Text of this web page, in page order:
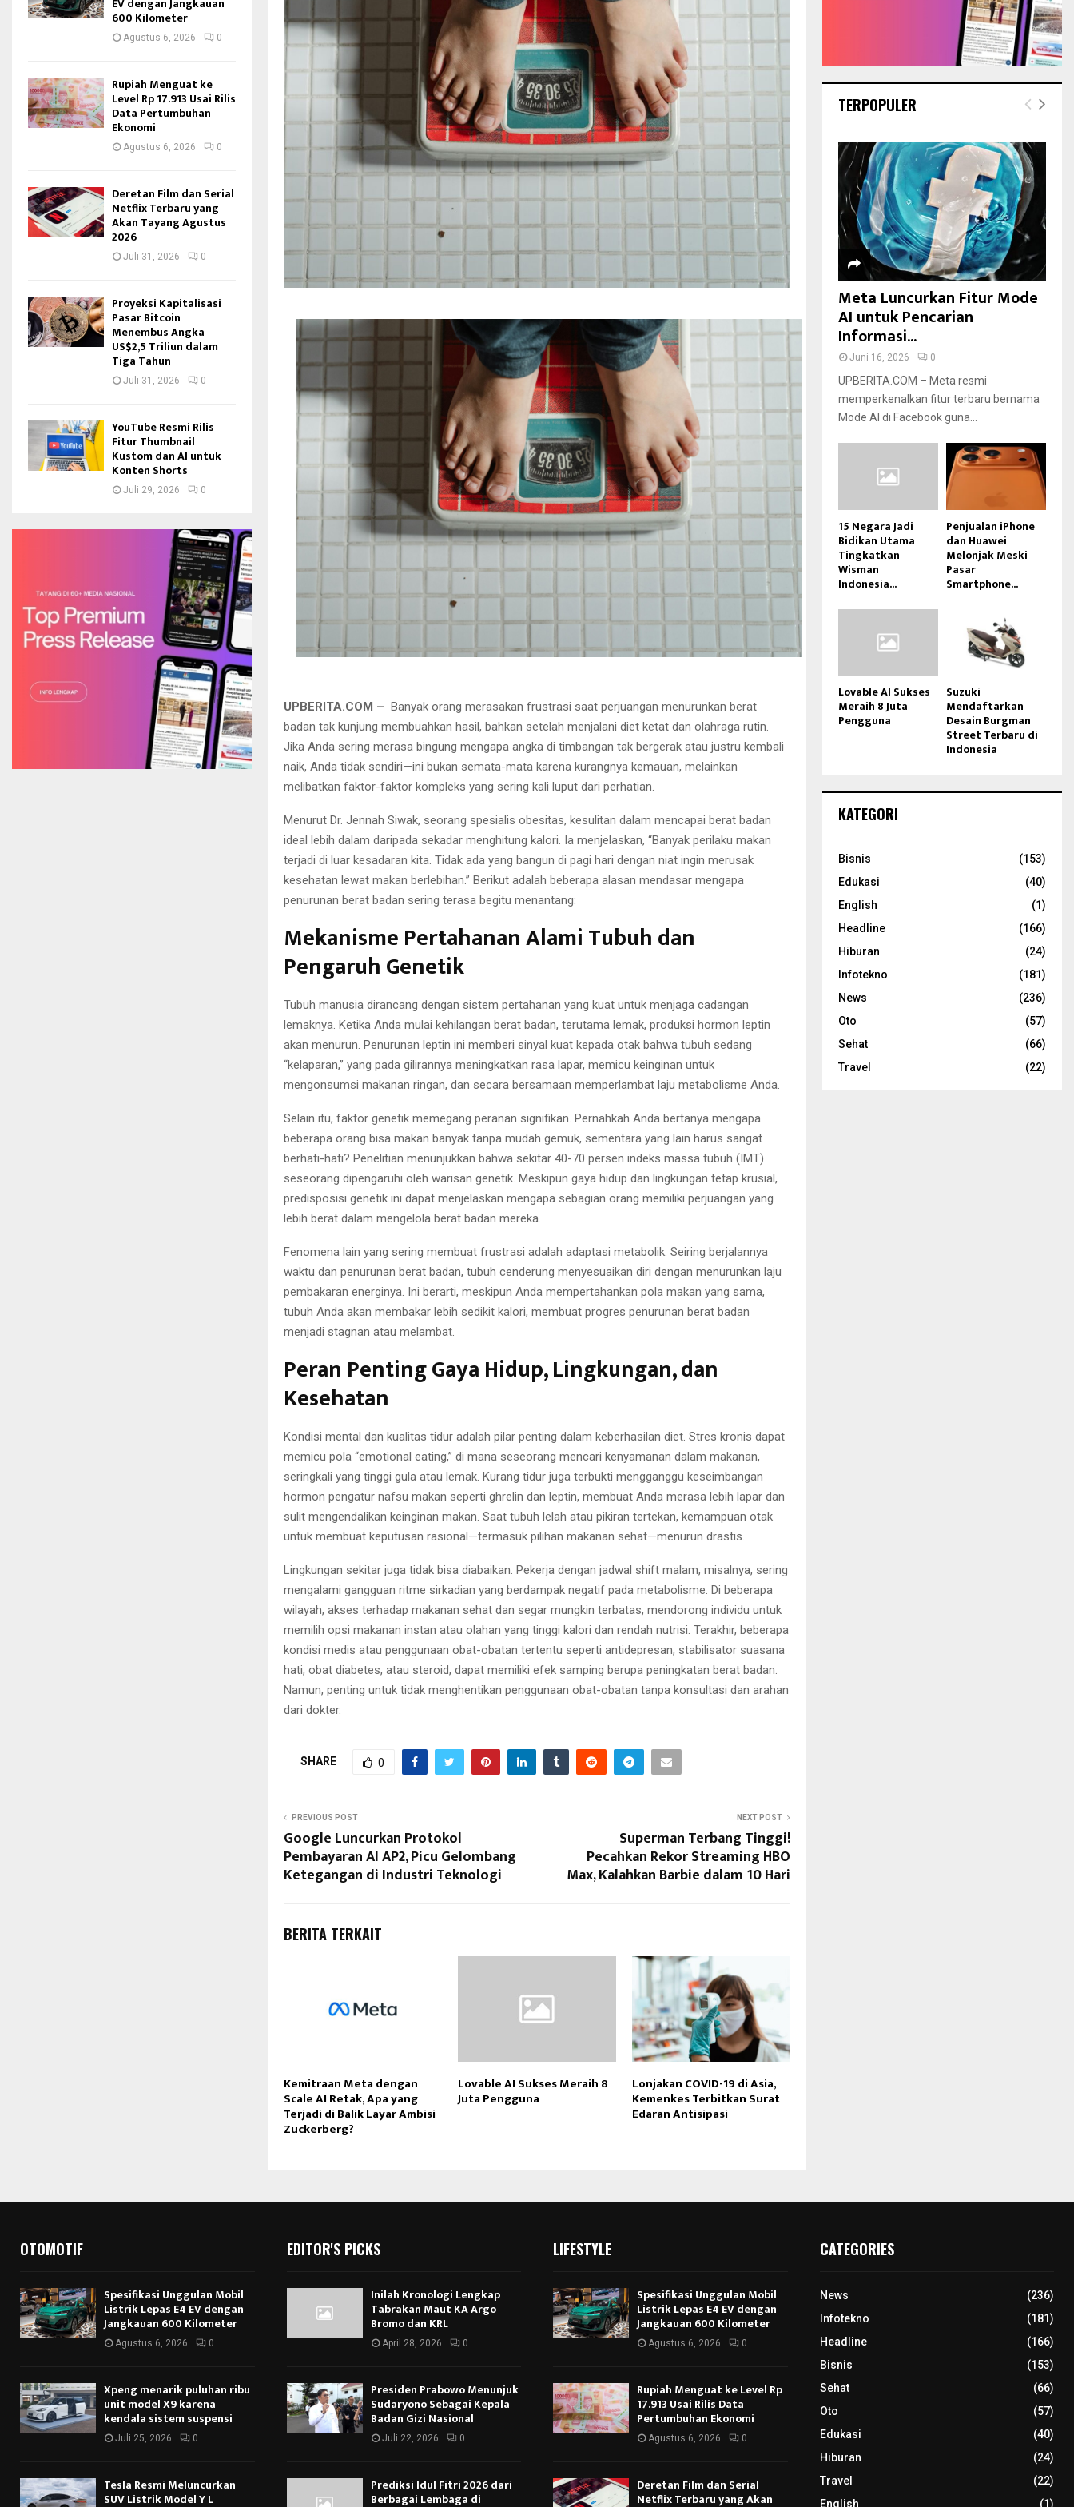
UPBERITA.COM – Banyak orang merasakan frustrasi saat perjuangan menurunkan berat
badan tak kunjung membuahkan hasil, bahkan setelah menjalani diet ketat dan olahraga rutin.
Jika Anda sering merasa bingung mengapa angka di timbangan tak bergerak atau justru kembali
naik, Anda tidak sendiri—ini bukan semata-mata karena kurangnya kemauan, melainkan
melibatkan faktor-faktor kompleks yang sering kali luput dari perhatian.
Menurut Dr. Jennah Siwak, seorang spesialis obesitas, kesulitan dalam mencapai berat badan
ideal lebih dalam daripada sekadar menghitung kalori. Ia menjelaskan, “Banyak perilaku makan
terjadi di luar kesadaran kita. Tidak ada yang bangun di pagi hari dengan niat ingin merusak
kesehatan lewat makan berlebihan.” Berikut adalah beberapa alasan mendasar mengapa
penurunan berat badan sering terasa begitu menantang:
Mekanisme Pertahanan Alami Tubuh dan
Pengaruh Genetik
Tubuh manusia dirancang dengan sistem pertahanan yang kuat untuk menjaga cadangan
lemaknya. Ketika Anda mulai kehilangan berat badan, terutama lemak, produksi hormon leptin
akan menurun. Penurunan leptin ini memberi sinyal kuat kepada otak bahwa tubuh sedang
“kelaparan,” yang pada gilirannya meningkatkan rasa lapar, memicu keinginan untuk
mengonsumsi makanan ringan, dan secara bersamaan memperlambat laju metabolisme Anda.
Selain itu, faktor genetik memegang peranan signifikan. Pernahkah Anda bertanya mengapa
beberapa orang bisa makan banyak tanpa mudah gemuk, sementara yang lain harus sangat
berhati-hati? Penelitian menunjukkan bahwa sekitar 40-70 persen indeks massa tubuh (IMT)
seseorang dipengaruhi oleh warisan genetik. Meskipun gaya hidup dan lingkungan tetap krusial,
predisposisi genetik ini dapat menjelaskan mengapa sebagian orang memiliki perjuangan yang
lebih berat dalam mengelola berat badan mereka.
Fenomena lain yang sering membuat frustrasi adalah adaptasi metabolik. Seiring berjalannya
waktu dan penurunan berat badan, tubuh cenderung menyesuaikan diri dengan menurunkan laju
pembakaran energinya. Ini berarti, meskipun Anda mempertahankan pola makan yang sama,
tubuh Anda akan membakar lebih sedikit kalori, membuat progres penurunan berat badan
menjadi stagnan atau melambat.
Peran Penting Gaya Hidup, Lingkungan, dan
Kesehatan
Kondisi mental dan kualitas tidur adalah pilar penting dalam keberhasilan diet. Stres kronis dapat
memicu pola “emotional eating,” di mana seseorang mencari kenyamanan dalam makanan,
seringkali yang tinggi gula atau lemak. Kurang tidur juga terbukti mengganggu keseimbangan
hormon pengatur nafsu makan seperti ghrelin dan leptin, membuat Anda merasa lebih lapar dan
sulit mengendalikan keinginan makan. Saat tubuh lelah atau pikiran tertekan, kemampuan otak
untuk membuat keputusan rasional—termasuk pilihan makanan sehat—menurun drastis.
Lingkungan sekitar juga tidak bisa diabaikan. Pekerja dengan jadwal shift malam, misalnya, sering
mengalami gangguan ritme sirkadian yang berdampak negatif pada metabolisme. Di beberapa
wilayah, akses terhadap makanan sehat dan segar mungkin terbatas, mendorong individu untuk
memilih opsi makanan instan atau olahan yang tinggi kalori dan rendah nutrisi. Terakhir, beberapa
kondisi medis atau penggunaan obat-obatan tertentu seperti antidepresan, stabilisator suasana
hati, obat diabetes, atau steroid, dapat memiliki efek samping berupa peningkatan berat badan.
Namun, penting untuk tidak menghentikan penggunaan obat-obatan tanpa konsultasi dan arahan
dari dokter.
SHARE 0
PREVIOUS POST
Google Luncurkan Protokol
Pembayaran AI AP2, Picu Gelombang
Ketegangan di Industri Teknologi
NEXT POST
Superman Terbang Tinggi!
Pecahkan Rekor Streaming HBO
Max, Kalahkan Barbie dalam 10 Hari
BERITA TERKAIT
Kemitraan Meta dengan
Scale AI Retak, Apa yang
Terjadi di Balik Layar Ambisi
Zuckerberg?
Lovable AI Sukses Meraih 8
Juta Pengguna
Lonjakan COVID-19 di Asia,
Kemenkes Terbitkan Surat
Edaran Antisipasi
600 Kilometer
Agustus 6, 2026 0
Rupiah Menguat ke
Level Rp 17.913 Usai Rilis
Data Pertumbuhan
Ekonomi
Agustus 6, 2026 0
Deretan Film dan Serial
Netflix Terbaru yang
Akan Tayang Agustus
2026
Juli 31, 2026 0
Proyeksi Kapitalisasi
Pasar Bitcoin
Menembus Angka
US$2,5 Triliun dalam
Tiga Tahun
Juli 31, 2026 0
YouTube Resmi Rilis
Fitur Thumbnail
Kustom dan AI untuk
Konten Shorts
Juli 29, 2026 0
TERPOPULER
Meta Luncurkan Fitur Mode
AI untuk Pencarian
Informasi...
Juni 16, 2026 0
UPBERITA.COM – Meta resmi
memperkenalkan fitur terbaru bernama
Mode AI di Facebook guna...
15 Negara Jadi
Bidikan Utama
Tingkatkan
Wisman
Indonesia...
Penjualan iPhone
dan Huawei
Melonjak Meski
Pasar
Smartphone...
Lovable AI Sukses
Meraih 8 Juta
Pengguna
Suzuki
Mendaftarkan
Desain Burgman
Street Terbaru di
Indonesia
KATEGORI
Bisnis
(153)
Edukasi
(40)
English
(1)
Headline
(166)
Hiburan
(24)
Infotekno
(181)
News
(236)
Oto
(57)
Sehat
(66)
Travel
(22)
OTOMOTIF
Spesifikasi Unggulan Mobil
Listrik Lepas E4 EV dengan
Jangkauan 600 Kilometer
Agustus 6, 2026 0
Xpeng menarik puluhan ribu
unit model X9 karena
kendala sistem suspensi
Juli 25, 2026 0
Tesla Resmi Meluncurkan
SUV Listrik Model Y L
EDITOR'S PICKS
Inilah Kronologi Lengkap
Tabrakan Maut KA Argo
Bromo dan KRL
April 28, 2026 0
Presiden Prabowo Menunjuk
Sudaryono Sebagai Kepala
Badan Gizi Nasional
Juli 22, 2026 0
Prediksi Idul Fitri 2026 dari
Berbagai Lembaga di
LIFESTYLE
Spesifikasi Unggulan Mobil
Listrik Lepas E4 EV dengan
Jangkauan 600 Kilometer
Agustus 6, 2026 0
Rupiah Menguat ke Level Rp
17.913 Usai Rilis Data
Pertumbuhan Ekonomi
Agustus 6, 2026 0
Deretan Film dan Serial
Netflix Terbaru yang Akan
CATEGORIES
News
(236)
Infotekno
(181)
Headline
(166)
Bisnis
(153)
Sehat
(66)
Oto
(57)
Edukasi
(40)
Hiburan
(24)
Travel
(22)
English
(1)